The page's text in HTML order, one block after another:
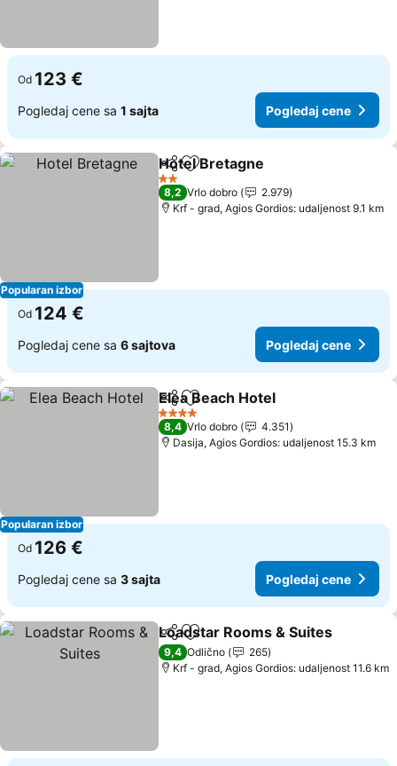
Od 123 €
Pogledaj cene sa 1 sajta Pogledaj cene
Popularan izbor
Deli Dodati u favorite
Hotel Bretagne
2 Zvezdice
8,2 Vrlo dobro
2.979
Krf - grad, Agios Gordios: udaljenost 9.1 km
Od 124 €
Pogledaj cene sa 6 sajtova Pogledaj cene
Popularan izbor
Deli Dodati u favorite
Elea Beach Hotel
4 Zvezdice
8,4 Vrlo dobro
4.351
Dasija, Agios Gordios: udaljenost 15.3 km
Od 126 €
Pogledaj cene sa 3 sajta Pogledaj cene
Deli Dodati u favorite
Loadstar Rooms & Suites
9,4 Odlično
265
Krf - grad, Agios Gordios: udaljenost 11.6 km